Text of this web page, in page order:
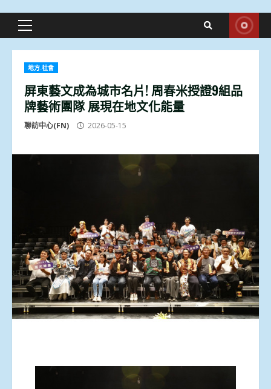
Primary
地方.社會
屏東藝文成為城市名片! 周春米授證9組品
牌藝術團隊 展現在地文化能量
聯訪中心(FN) 2026-05-15